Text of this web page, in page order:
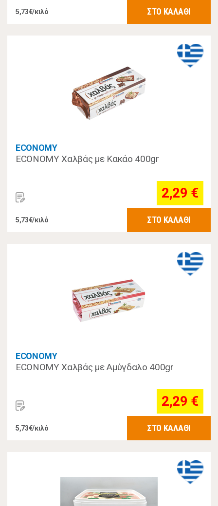
5,73€/κιλό ΣΤΟ ΚΑΛΑΘΙ
ECONOMY
ECONOMY Χαλβάς με Κακάο 400gr
2,29 €
5,73€/κιλό ΣΤΟ ΚΑΛΑΘΙ
ECONOMY
ECONOMY Χαλβάς με Αμύγδαλο 400gr
2,29 €
5,73€/κιλό ΣΤΟ ΚΑΛΑΘΙ